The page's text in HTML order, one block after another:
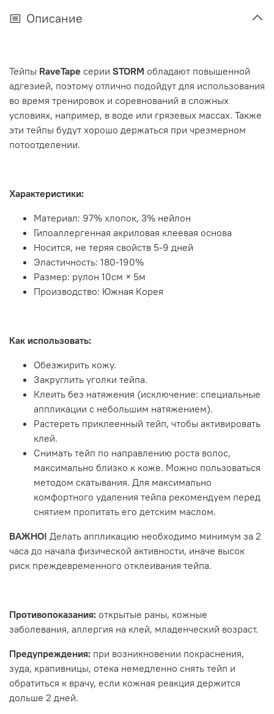
Описание
Тейпы RaveTape серии STORM обладают повышенной
адгезией, поэтому отлично подойдут для использования
во время тренировок и соревнований в сложных
условиях, например, в воде или грязевых массах. Также
эти тейпы будут хорошо держаться при чрезмерном
потоотделении.
Характеристики:
Материал: 97% хлопок, 3% нейлон
Гипоаллергенная акриловая клеевая основа
Носится, не теряя свойств 5-9 дней
Эластичность: 180-190%
Размер: рулон 10см × 5м
Производство: Южная Корея
Как использовать:
Обезжирить кожу.
Закруглить уголки тейпа.
Клеить без натяжения (исключение: специальные
аппликации с небольшим натяжением).
Растереть приклеенный тейп, чтобы активировать
клей.
Снимать тейп по направлению роста волос,
максимально близко к коже. Можно пользоваться
методом скатывания. Для максимально
комфортного удаления тейпа рекомендуем перед
снятием пропитать его детским маслом.
ВАЖНО! Делать аппликацию необходимо минимум за 2
часа до начала физической активности, иначе высок
риск преждевременного отклеивания тейпа.
Противопоказания: открытые раны, кожные
заболевания, аллергия на клей, младенческий возраст.
Предупреждения: при возникновении покраснения,
зуда, крапивницы, отека немедленно снять тейп и
обратиться к врачу, если кожная реакция держится
дольше 2 дней.